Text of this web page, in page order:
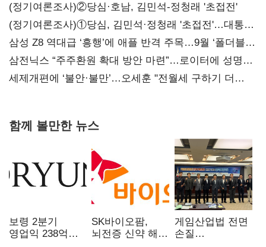
(정기여론조사)②당심·호남, 김민석-정청래 '초접전'
(정기여론조사)①당심, 김민석·정청래 '초접전'…대통령
지지도 '50% 아래로'(종합)
삼성 Z8 역대급 ‘흥행’에 애플 반격 주목…9월 ‘폴더블
대전’
삼전닉스 “주주환원 확대 방안 마련”…로이터에 성명
보내
세제개편에 ‘불안·불만’…오세훈 "전월세 구하기 더
함께 볼만한 뉴스
보령 2분기
영업익 238억…
SK바이오팜,
뇌전증 신약 해외
게임산업법 전면
손질